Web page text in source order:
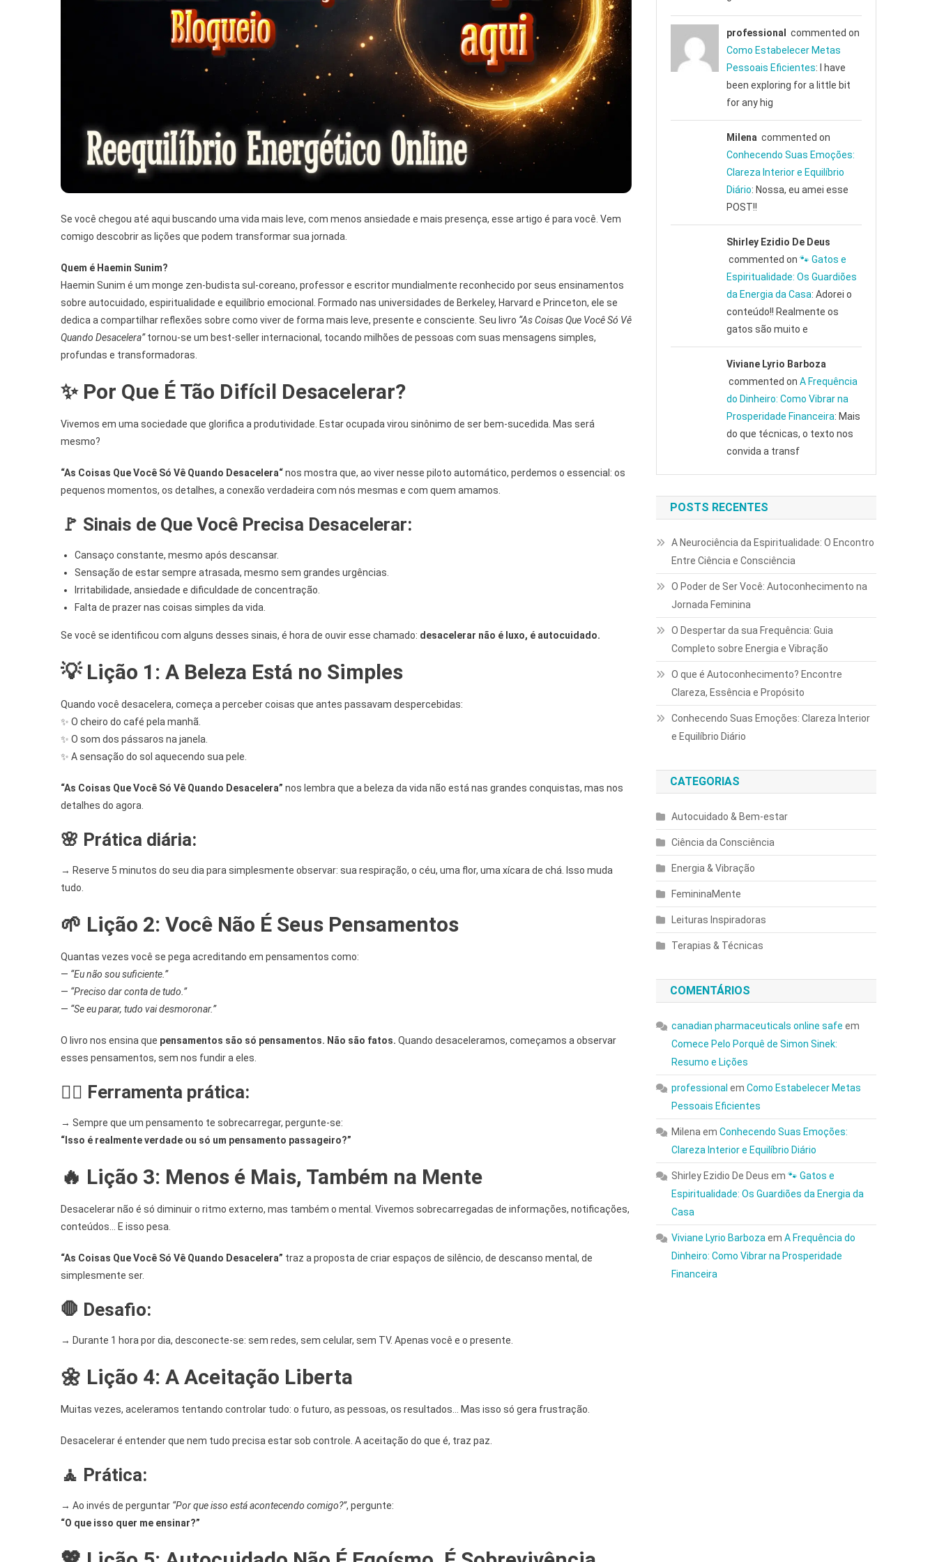
Se você chegou até aqui buscando uma vida mais leve, com menos ansiedade e mais presença, esse artigo é para você. Vem
comigo descobrir as lições que podem transformar sua jornada.
Quem é Haemin Sunim?
Haemin Sunim é um monge zen-budista sul-coreano, professor e escritor mundialmente reconhecido por seus ensinamentos
sobre autocuidado, espiritualidade e equilíbrio emocional. Formado nas universidades de Berkeley, Harvard e Princeton, ele se
dedica a compartilhar reflexões sobre como viver de forma mais leve, presente e consciente. Seu livro “As Coisas Que Você Só Vê
Quando Desacelera”tornou-se um best-seller internacional, tocando milhões de pessoas com suas mensagens simples,
profundas e transformadoras.
✨ Por Que É Tão Difícil Desacelerar?
Vivemos em uma sociedade que glorifica a produtividade. Estar ocupada virou sinônimo de ser bem-sucedida. Mas será
mesmo?
“As Coisas Que Você Só Vê Quando Desacelera“nos mostra que, ao viver nesse piloto automático, perdemos o essencial: os
pequenos momentos, os detalhes, a conexão verdadeira com nós mesmas e com quem amamos.
🚩 Sinais de Que Você Precisa Desacelerar:
Cansaço constante, mesmo após descansar.
Sensação de estar sempre atrasada, mesmo sem grandes urgências.
Irritabilidade, ansiedade e dificuldade de concentração.
Falta de prazer nas coisas simples da vida.
Se você se identificou com alguns desses sinais, é hora de ouvir esse chamado: desacelerar não é luxo, é autocuidado.
💡 Lição 1: A Beleza Está no Simples
Quando você desacelera, começa a perceber coisas que antes passavam despercebidas:
✨ O cheiro do café pela manhã.
✨ O som dos pássaros na janela.
✨ A sensação do sol aquecendo sua pele.
“As Coisas Que Você Só Vê Quando Desacelera” nos lembra que a beleza da vida não está nas grandes conquistas, mas nos
detalhes do agora.
🌸 Prática diária:
→ Reserve 5 minutos do seu dia para simplesmente observar: sua respiração, o céu, uma flor, uma xícara de chá. Isso muda
tudo.
🌱 Lição 2: Você Não É Seus Pensamentos
Quantas vezes você se pega acreditando em pensamentos como:
— “Eu não sou suficiente.”
— “Preciso dar conta de tudo.”
— “Se eu parar, tudo vai desmoronar.”
O livro nos ensina que pensamentos são só pensamentos. Não são fatos. Quando desaceleramos, começamos a observar
esses pensamentos, sem nos fundir a eles.
🧘‍♀️ Ferramenta prática:
→ Sempre que um pensamento te sobrecarregar, pergunte-se:
“Isso é realmente verdade ou só um pensamento passageiro?”
🔥 Lição 3: Menos é Mais, Também na Mente
Desacelerar não é só diminuir o ritmo externo, mas também o mental. Vivemos sobrecarregadas de informações, notificações,
conteúdos… E isso pesa.
“As Coisas Que Você Só Vê Quando Desacelera” traz a proposta de criar espaços de silêncio, de descanso mental, de
simplesmente ser.
🛑 Desafio:
→ Durante 1 hora por dia, desconecte-se: sem redes, sem celular, sem TV. Apenas você e o presente.
🌼 Lição 4: A Aceitação Liberta
Muitas vezes, aceleramos tentando controlar tudo: o futuro, as pessoas, os resultados… Mas isso só gera frustração.
Desacelerar é entender que nem tudo precisa estar sob controle. A aceitação do que é, traz paz.
🧘 Prática:
→ Ao invés de perguntar “Por que isso está acontecendo comigo?”, pergunte:
“O que isso quer me ensinar?”
professional
commented on
Como Estabelecer Metas
Pessoais Eficientes: I have
been exploring for a little bit
for any hig
Milena commented on
Conhecendo Suas Emoções:
Clareza Interior e Equilíbrio
Diário: Nossa, eu amei esse
POST!!
Shirley Ezidio De Deus
commented on 🐾 Gatos e
Espiritualidade: Os Guardiões
da Energia da Casa: Adorei o
conteúdo!! Realmente os
gatos são muito e
Viviane Lyrio Barboza
commented on A Frequência
do Dinheiro: Como Vibrar na
Prosperidade Financeira: Mais
do que técnicas, o texto nos
convida a transf
POSTS RECENTES
A Neurociência da Espiritualidade: O Encontro
Entre Ciência e Consciência
O Poder de Ser Você: Autoconhecimento na
Jornada Feminina
O Despertar da sua Frequência: Guia
Completo sobre Energia e Vibração
O que é Autoconhecimento? Encontre
Clareza, Essência e Propósito
Conhecendo Suas Emoções: Clareza Interior
e Equilíbrio Diário
CATEGORIAS
Autocuidado & Bem-estar
Ciência da Consciência
Energia & Vibração
FemininaMente
Leituras Inspiradoras
Terapias & Técnicas
COMENTÁRIOS
canadian pharmaceuticals online safe em
Comece Pelo Porquê de Simon Sinek:
Resumo e Lições
professional emComo Estabelecer Metas
Pessoais Eficientes
Milena emConhecendo Suas Emoções:
Clareza Interior e Equilíbrio Diário
Shirley Ezidio De Deus em🐾 Gatos e
Espiritualidade: Os Guardiões da Energia da
Casa
Viviane Lyrio Barboza emA Frequência do
Dinheiro: Como Vibrar na Prosperidade
Financeira